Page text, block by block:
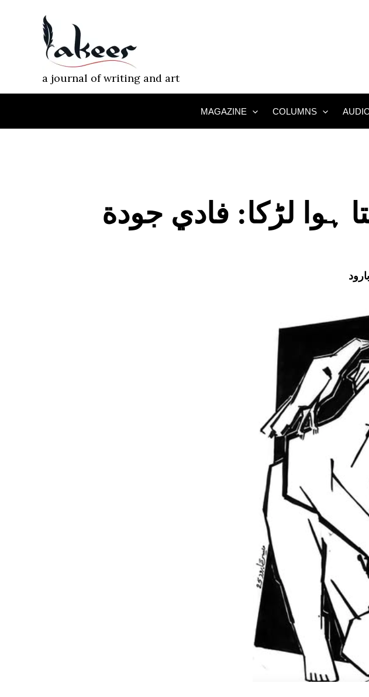
a journal of writing and art
MAGAZINE COLUMNS
ہوا لڑکا: فادي جودة